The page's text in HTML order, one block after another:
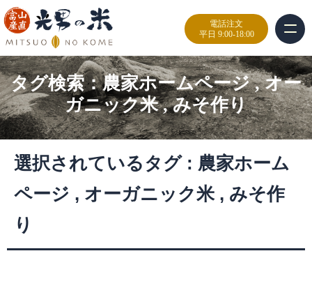
電話注文
平日 9:00-18:00
タグ検索：農家ホームページ,オー
ガニック米,みそ作り
選択されているタグ : 農家ホーム
ページ , オーガニック米, みそ作
り